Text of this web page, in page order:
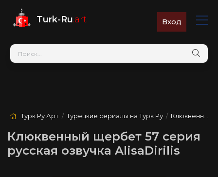
Turk-Ru.art Вход
Турк Ру Арт /Турецкие сериалы на Турк Ру / Клюквенный щербет
Клюквенный щербет 57 серия
русская озвучка AlisaDirilis